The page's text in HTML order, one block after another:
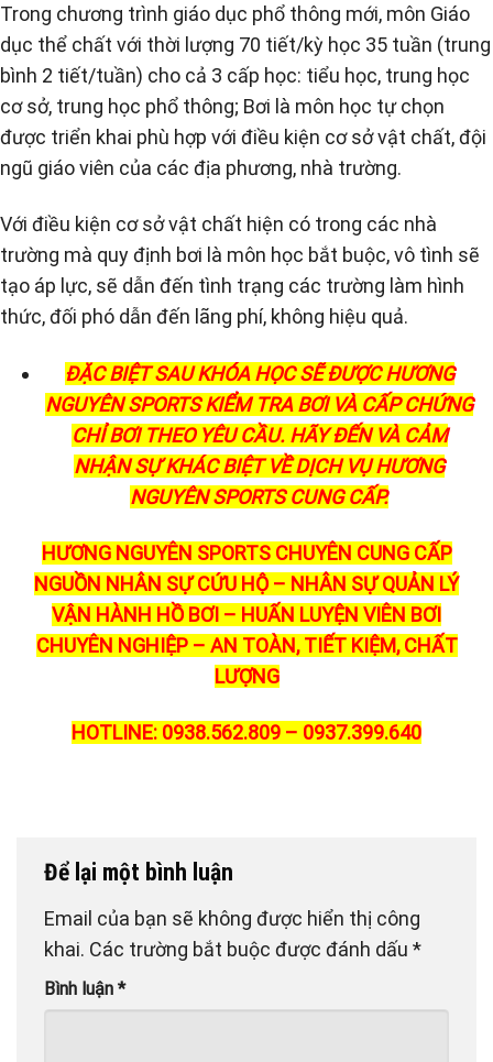
Trong chương trình giáo dục phổ thông mới, môn Giáo
dục thể chất với thời lượng 70 tiết/kỳ học 35 tuần (trung
bình 2 tiết/tuần) cho cả 3 cấp học: tiểu học, trung học
cơ sở, trung học phổ thông; Bơi là môn học tự chọn
được triển khai phù hợp với điều kiện cơ sở vật chất, đội
ngũ giáo viên của các địa phương, nhà trường.
Với điều kiện cơ sở vật chất hiện có trong các nhà
trường mà quy định bơi là môn học bắt buộc, vô tình sẽ
tạo áp lực, sẽ dẫn đến tình trạng các trường làm hình
thức, đối phó dẫn đến lãng phí, không hiệu quả.
ĐẶC BIỆT SAU KHÓA HỌC SẼ ĐƯỢC HƯƠNG
NGUYÊN SPORTS KIỂM TRA BƠI VÀ CẤP CHỨNG
CHỈ BƠI THEO YÊU CẦU. HÃY ĐẾN VÀ CẢM
NHẬN SỰ KHÁC BIỆT VỀ DỊCH VỤ HƯƠNG
NGUYÊN SPORTS CUNG CẤP.
HƯƠNG NGUYÊN SPORTS CHUYÊN CUNG CẤP
NGUỒN NHÂN SỰ CỨU HỘ – NHÂN SỰ QUẢN LÝ
VẬN HÀNH HỒ BƠI – HUẤN LUYỆN VIÊN BƠI
CHUYÊN NGHIỆP – AN TOÀN, TIẾT KIỆM, CHẤT
LƯỢNG
HOTLINE: 0938.562.809 – 0937.399.640
Để lại một bình luận
Email của bạn sẽ không được hiển thị công
khai. Các trường bắt buộc được đánh dấu *
Bình luận *